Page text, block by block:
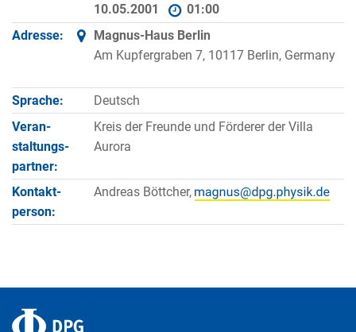
10.05.2001
01:00
Adresse:
Magnus-Haus Berlin
Am Kupfergraben 7, 10117 Berlin, Germany
Sprache:
Deutsch
Veran­
staltungs­
partner:
Kreis der Freunde und Förderer der Villa
Aurora
Kontakt­
person:
Andreas Böttcher,